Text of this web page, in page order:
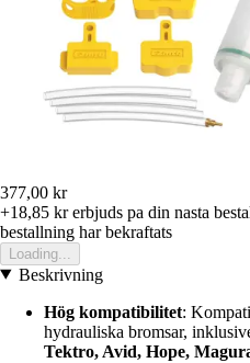
377,00 kr
+18,85 krerbjuds pa din nasta
bestallning har bekraftats
Loading...
Beskrivning
Hög kompatibilitet:
hydrauliska bromsar,
Tektro, Avid, Hope,